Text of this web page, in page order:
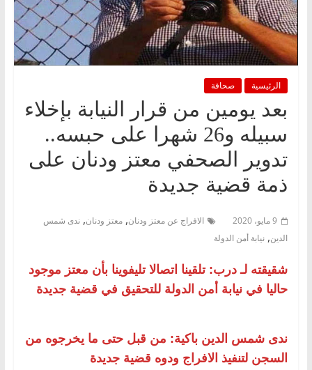
الرئيسية صحافة
بعد يومين من قرار النيابة بإخلاء
سبيله و26 شهرا على حبسه..
تدوير الصحفي معتز ودنان على
ذمة قضية جديدة
9 مايو، 2020 الافراج عن معتز ودنان, معتز ودنان, ندى شمس
الدين, نيابة أمن الدولة
شقيقته لـ درب: تلقينا اتصالا تليفوينا بأن معتز موجود
حاليا في نيابة أمن الدولة للتحقيق في قضية جديدة
ندى شمس الدين باكية: من قبل حتى ما يخرجوه من
السجن لتنفيذ الافراج ودوه قضية جديدة